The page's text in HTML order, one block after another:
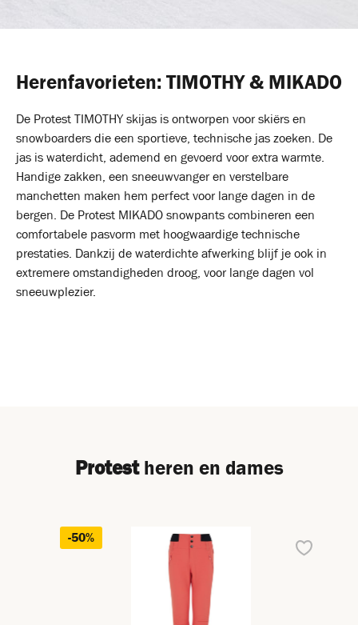
Herenfavorieten: TIMOTHY & MIKADO
De Protest TIMOTHY skijas is ontworpen voor skiërs en
snowboarders die een sportieve, technische jas zoeken. De
jas is waterdicht, ademend en gevoerd voor extra warmte.
Handige zakken, een sneeuwvanger en verstelbare
manchetten maken hem perfect voor lange dagen in de
bergen. De Protest MIKADO snowpants combineren een
comfortabele pasvorm met hoogwaardige technische
prestaties. Dankzij de waterdichte afwerking blijf je ook in
extremere omstandigheden droog, voor lange dagen vol
sneeuwplezier.
Protestheren en dames
Productgalerij overslaan
-50%